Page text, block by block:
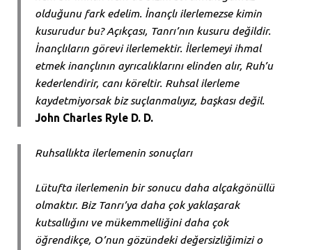
olduğunu fark edelim. İnançlı ilerlemezse kimin
kusurudur bu? Açıkçası, Tanrı’nın kusuru değildir.
İnançlıların görevi ilerlemektir. İlerlemeyi ihmal
etmek inançlının ayrıcalıklarını elinden alır, Ruh’u
kederlendirir, canı köreltir. Ruhsal ilerleme
kaydetmiyorsak biz suçlanmalıyız, başkası değil.
John Charles Ryle D. D.
Ruhsallıkta ilerlemenin sonuçları
Lütufta ilerlemenin bir sonucu daha alçakgönüllü
olmaktır. Biz Tanrı’ya daha çok yaklaşarak
kutsallığını ve mükemmelliğini daha çok
öğrendikçe, O’nun gözündeki değersizliğimizi o